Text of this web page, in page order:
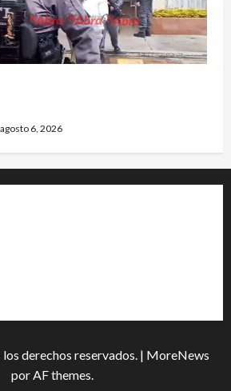
agosto 6, 2026
derechos reservados. | MoreNews
por AF themes.